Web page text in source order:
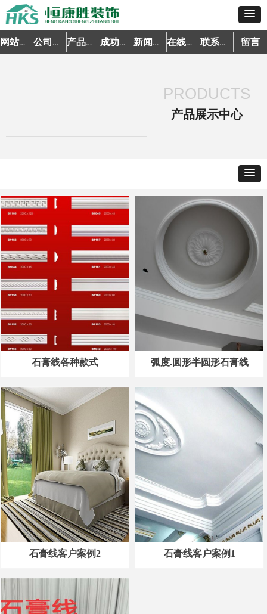
网站首页 公司简介 产品中心 成功案例 新闻资讯 在线预约 联系我们 留言
石膏线各种款式 弧度.圆形半圆形石膏线
石膏线客户案例2 石膏线客户案例1
PRODUCTS
产品展示中心